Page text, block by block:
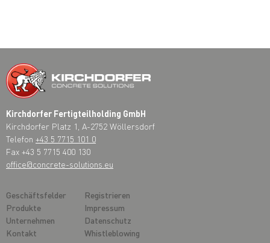
Kirchdorfer Fertigteilholding GmbH
Kirchdorfer Platz 1, A-2752 Wöllersdorf
Telefon +43 5 7715 101 0
Fax +43 5 7715 400 130
office@concrete-solutions.eu
Geschäftsfelder
Produkte
Unternehmen
Kontakt
Registrieren
Impressum
Datenschutz
Whistleblowing